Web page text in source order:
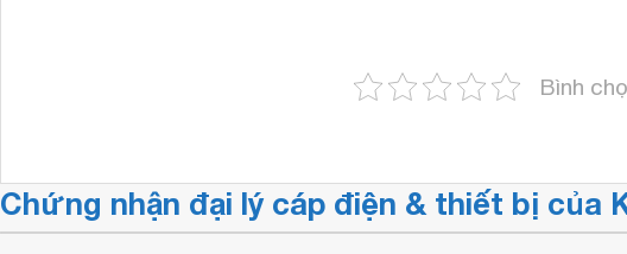
Bình
Chứng nhận đại lý cáp điện & thiết bị của